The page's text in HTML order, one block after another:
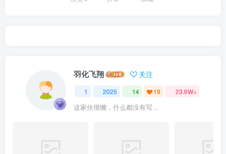
羽化飞翔 关注
1 2025 14 19 23.6W+
这家伙很懒，什么都没有写...